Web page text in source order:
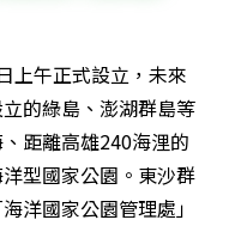
上午正式設立，未來
的綠島、澎湖群島等
距離高雄240海浬的
型國家公園。東沙群
洋國家公園管理處」